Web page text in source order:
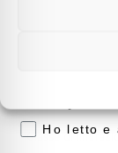
Temperatura di
Classe di
Voglio
Ho letto e